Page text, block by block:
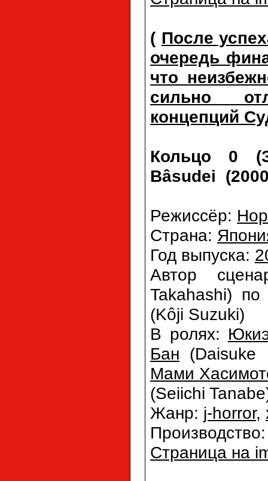
( После
очередь
что
сильно
концепций
Кольцо 0
Bâsudei
Режиссёр:
Страна:
Год выпуска:
Автор
Takahashi)
(Kôji Suzuki)
В ролях:
Бан
Мами
(Seiichi
Жанр: j-horror,
Страница на